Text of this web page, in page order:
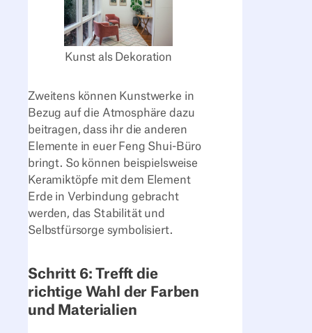
Kunst als Dekoration
Zweitens können Kunstwerke in
Bezug auf die Atmosphäre dazu
beitragen, dass ihr die anderen
Elemente in euer Feng Shui-Büro
bringt. So können beispielsweise
Keramiktöpfe mit dem Element
Erde in Verbindung gebracht
werden, das Stabilität und
Selbstfürsorge symbolisiert.
Schritt 6: Trefft die
richtige Wahl der Farben
und Materialien